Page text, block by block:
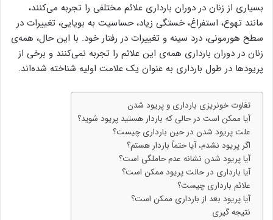
بسیاری از زنان در دوران بارداری علائم مختلفی را تجربه می‌کنند،
مانند تهوع، استفراغ، خستگی زیاد، حساسیت به بویایی، تغییرات در
سطح هورمونی، درد سینه و تغییرات در رفتار خود. با این حال، همه‌ی
زنان در دوران بارداری همه‌ی این علائم را تجربه نمی‌کنند و برخی از
پریودها در طول بارداری به عنوان یک علامت اولیه شناخته شده‌اند.
تفاوت خونریزی بارداری و پریود شدن
آیا ممکن است در حالی که باردار هستید پریود شوید؟
علت پریود شدن در حین بارداری چیست؟
اگر پریود نشدم، آیا حتماً باردار هستم؟
آیا پریود شدن نشانه عدم حاملگی است؟
آیا بارداری در حالت پریود ممکن است؟
علائم بارداری چیست؟
آیا پریود بعد از بارداری ممکن است؟
نتیجه گیری